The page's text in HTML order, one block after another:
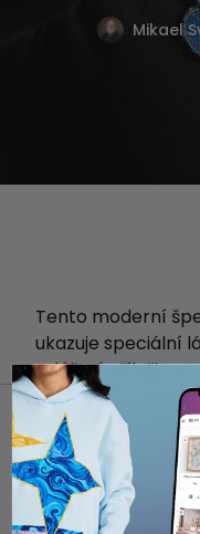
Mikael
Tento moderní
ukazuje speciální
zvláštní příležitost.
O STRÁNKÁCH